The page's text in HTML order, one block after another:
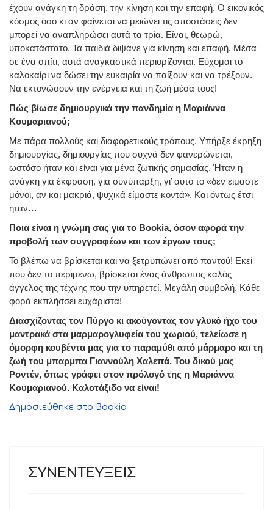
έχουν ανάγκη τη δράση, την κίνηση και την επαφή. Ο εικονικός
κόσμος όσο κι αν φαίνεται να μειώνει τις αποστάσεις δεν
μπορεί να αναπληρώσει αυτά τα τρία. Είναι, θεωρώ,
υποκατάστατο. Τα παιδιά διψάνε για κίνηση και επαφή. Μέσα
σε ένα σπίτι, αυτά αναγκαστικά περιορίζονται. Εύχομαι το
καλοκαίρι να δώσει την ευκαιρία να παίξουν και να τρέξουν.
Να εκτονώσουν την ενέργεια και τη ζωή μέσα τους!
Πώς βίωσε δημιουργικά την πανδημία η Μαριάννα
Κουμαριανού;
Με πάρα πολλούς και διαφορετικούς τρόπους. Υπήρξε έκρηξη
δημιουργίας, δημιουργίας που συχνά δεν φανερώνεται,
ωστόσο ήταν και είναι για μένα ζωτικής σημασίας. Ήταν η
ανάγκη για έκφραση, για συνύπαρξη, γι’ αυτό το «δεν είμαστε
μόνοι, αν και μακριά, ψυχικά είμαστε κοντά». Και όντως έτσι
ήταν…
Ποια είναι η γνώμη σας για το Bookia, όσον αφορά την
προβολή των συγγραφέων και των έργων τους;
Το βλέπω να βρίσκεται και να ξετρυπώνει από παντού! Εκεί
που δεν το περιμένω, βρίσκεται ένας άνθρωπος καλός
άγγελος της τέχνης που την υπηρετεί. Μεγάλη συμβολή. Κάθε
φορά εκπλήσσει ευχάριστα!
Διασχίζοντας τον Πύργο κι ακούγοντας τον γλυκό ήχο του
μαντρακά στα μαρμαρογλυφεία του χωριού, τελείωσε η
όμορφη κουβέντα μας για το παραμύθι από μάρμαρο και τη
ζωή του μπαρμπα Γιαννούλη Χαλεπά. Του δικού μας
Ροντέν, όπως γράφει στον πρόλογό της η Μαριάννα
Κουμαριανού. Καλοτάξιδο να είναι!
Δημοσιεύθηκε στο Bookia
ΣΥΝΕΝΤΕΥΞΕΙΣ